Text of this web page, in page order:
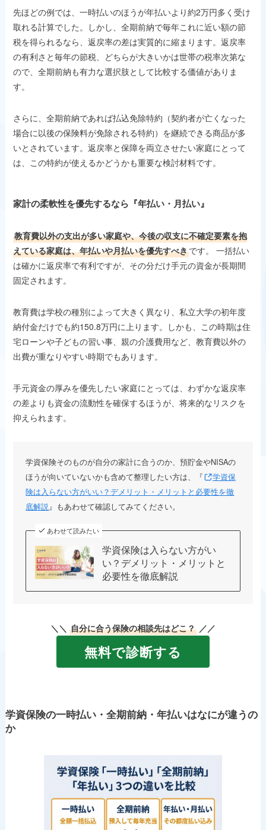
先ほどの例では、一時払いのほうが年払いより約2万円多く受け
取れる計算でした。しかし、全期前納で毎年これに近い額の節
税を得られるなら、返戻率の差は実質的に縮まります。返戻率
の有利さと毎年の節税、どちらが大きいかは世帯の税率次第な
ので、全期前納も有力な選択肢として比較する価値がありま
す。
さらに、全期前納であれば払込免除特約（契約者が亡くなった
場合に以後の保険料が免除される特約）を継続できる商品が多
いとされています。返戻率と保障を両立させたい家庭にとって
は、この特約が使えるかどうかも重要な検討材料です。
家計の柔軟性を優先するなら『年払い・月払い』
教育費以外の支出が多い家庭や、今後の収支に不確定要素を抱
えている家庭は、年払いや月払いを優先すべきです。 一括払い
は確かに返戻率で有利ですが、その分だけ手元の資金が長期間
固定されます。
教育費は学校の種別によって大きく異なり、私立大学の初年度
納付金だけでも約150.8万円に上ります。しかも、この時期は住
宅ローンや子どもの習い事、親の介護費用など、教育費以外の
出費が重なりやすい時期でもあります。
手元資金の厚みを優先したい家庭にとっては、わずかな返戻率
の差よりも資金の流動性を確保するほうが、将来的なリスクを
抑えられます。
学資保険そのものが自分の家計に合うのか、預貯金やNISAの
ほうが向いていないかも含めて整理したい方は、『
学資保
険は入らない方がいい？デメリット・メリットと必要性を徹
底解説』もあわせて確認してみてください。
あわせて読みたい
学資保険は入らない方がい
い？デメリット・メリットと
必要性を徹底解説
＼＼ 自分に合う保険の相談先はどこ？ ／／
無料で診断する
学資保険の一時払い・全期前納・年払いはなにが違うの
か